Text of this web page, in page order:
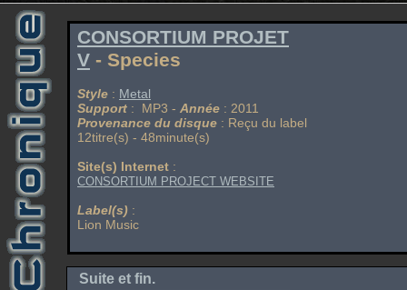
CONSORTIUM PROJET
V - Species
Style : Metal
Support : MP3 - Année : 2011
Provenance du disque : Reçu du label
12titre(s) - 48minute(s)
Site(s) Internet :
CONSORTIUM PROJECT WEBSITE
Label(s) :
Lion Music
Suite et fin.